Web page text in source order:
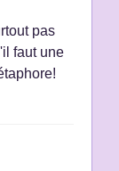
pas
faut une